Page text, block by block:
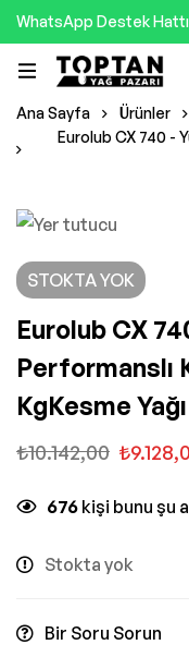
WhatsApp Destek
Ana Sayfa Ürünler
Eurolub CX 740 -
STOKTA YOK
Eurolub CX
Performanslı
KgKesme Yağı
₺10.142,00 ₺
676 kişi bunu şu
Stokta yok
Bir Soru Sorun